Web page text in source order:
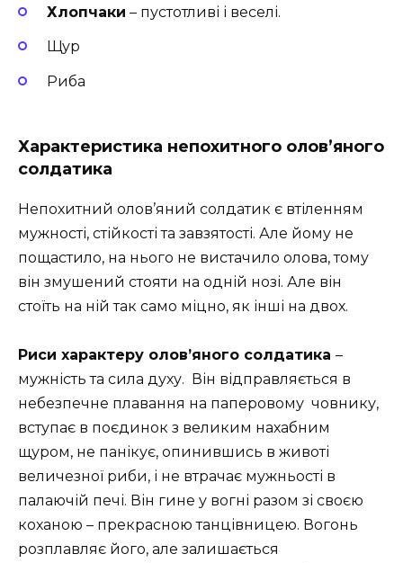
Хлопчаки – пустотливі і веселі.
Щур
Риба
Характеристика непохитного олов’яного
солдатика
Непохитний олов’яний солдатик є втіленням
мужності, стійкості та завзятості. Але йому не
пощастило, на нього не вистачило олова, тому
він змушений стояти на одній нозі. Але він
стоїть на ній так само міцно, як інші на двох.
Риси характеру олов’яного солдатика –
мужність та сила духу. Він відправляється в
небезпечне плавання на паперовому човнику,
вступає в поєдинок з великим нахабним
щуром, не панікує, опинившись в животі
величезної риби, і не втрачає мужньості в
палаючій печі. Він гине у вогні разом зі своєю
коханою – прекрасною танцівницею. Вогонь
розплавляє його, але залишається